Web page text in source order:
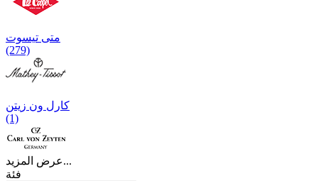
متی تیسوت
(279)
کارل ون زیتن
(1)
عرض المزيد...
فئة